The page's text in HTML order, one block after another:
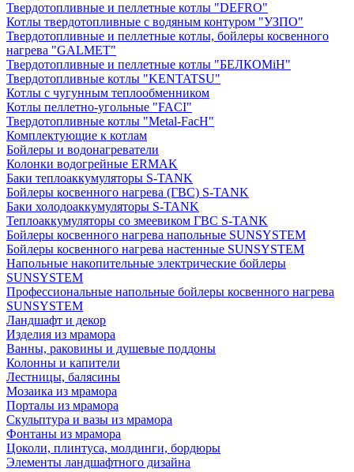
Твердотопливные и пеллетные котлы "DEFRO"
Котлы твердотопливные с водяным контуром "УЗПО"
Твердотопливные и пеллетные котлы, бойлеры косвенного
нагрева "GALMET"
Твердотопливные и пеллетные котлы "БЕЛКОМiН"
Твердотопливные котлы "KENTATSU"
Котлы с чугунным теплообменником
Котлы пеллетно-угольные "FACI"
Твердотопливные котлы "Metal-FacH"
Комплектующие к котлам
Бойлеры и водонагреватели
Колонки водогрейные ERMAK
Баки теплоаккумуляторы S-TANK
Бойлеры косвенного нагрева (ГВС) S-TANK
Баки холодоаккумуляторы S-TANK
Теплоаккумуляторы со змеевиком ГВС S-TANK
Бойлеры косвенного нагрева напольные SUNSYSTEM
Бойлеры косвенного нагрева настенные SUNSYSTEM
Напольные накопительные электрические бойлеры
SUNSYSTEM
Профессиональные напольные бойлеры косвенного нагрева
SUNSYSTEM
Ландшафт и декор
Изделия из мрамора
Ванны, раковины и душевые поддоны
Колонны и капители
Лестницы, балясины
Мозаика из мрамора
Порталы из мрамора
Скульптура и вазы из мрамора
Фонтаны из мрамора
Цоколи, плинтуса, молдинги, бордюры
Элементы ландшафтного дизайна